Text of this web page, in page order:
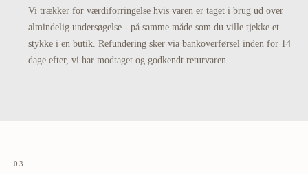
Vi trækker for værdiforringelse hvis varen er taget i brug ud over
almindelig undersøgelse - på samme måde som du ville tjekke et
stykke i en butik. Refundering sker via bankoverførsel inden for 14
dage efter, vi har modtaget og godkendt returvaren.
03